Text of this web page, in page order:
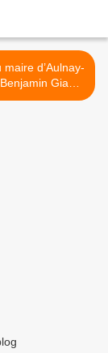
maire d’Aulnay-
Giami
reçu par Nicolas Sarkozy >